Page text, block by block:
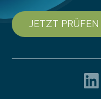
JETZT PRÜFEN